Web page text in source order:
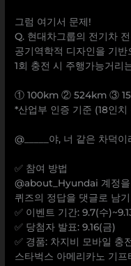
그럼 여기서 문제!
Q. 현대차그룹의 전기차
공기역학적 디자인을 기
1회 충전 시 주행가능거리
① 100km ② 524km ③
*산업부 인증 기준 (18인
@_____야, 너 같은 차덕
✅ 참여 방법
@about_Hyundai 계정을
퀴즈의 정답을 댓글로 남
✅ 이벤트 기간: 9.7(수
✅ 당첨자 발표: 9.16(금)
✅ 경품: 차지비 모바일 충
스타벅스 아메리카노 기프